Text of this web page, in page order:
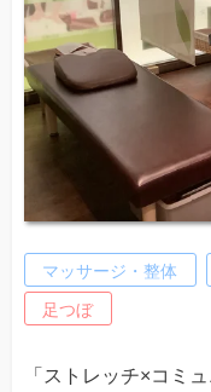
マッサージ・整体
足つぼ
「ストレッチ×コミ